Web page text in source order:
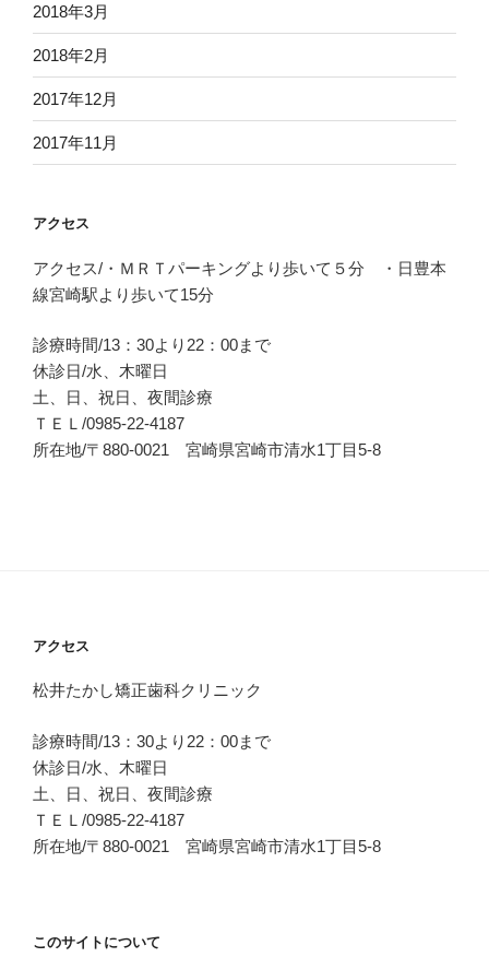
2018年3月
2018年2月
2017年12月
2017年11月
アクセス
アクセス/・ＭＲＴパーキングより歩いて５分 ・日豊本
線宮崎駅より歩いて15分
診療時間/13：30より22：00まで
休診日/水、木曜日
土、日、祝日、夜間診療
ＴＥＬ/0985-22-4187
所在地/〒880-0021 宮崎県宮崎市清水1丁目5-8
アクセス
松井たかし矯正歯科クリニック
診療時間/13：30より22：00まで
休診日/水、木曜日
土、日、祝日、夜間診療
ＴＥＬ/0985-22-4187
所在地/〒880-0021 宮崎県宮崎市清水1丁目5-8
このサイトについて